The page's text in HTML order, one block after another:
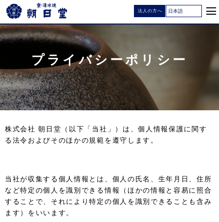
法人の方へ
プライバシーポリシー
株式会社 朝日堂（以下「当社」）は、個人情報保護に関す
る法令およびそのほかの規範を遵守します。
当社が収集する個人情報とは、個人の氏名、生年月日、住所
など特定の個人を識別できる情報（ほかの情報と容易に照合
することで、それにより特定の個人を識別できることも含み
ます）をいいます。